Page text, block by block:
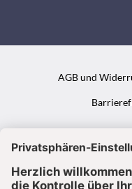
AGB und
VERTRAG